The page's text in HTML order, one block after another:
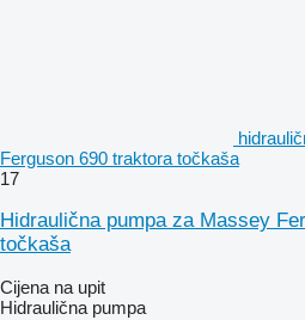
Ferguson 690 traktora točkaša
17
Hidraulična pumpa za Massey
točkaša
Cijena na upit
Hidraulična pumpa